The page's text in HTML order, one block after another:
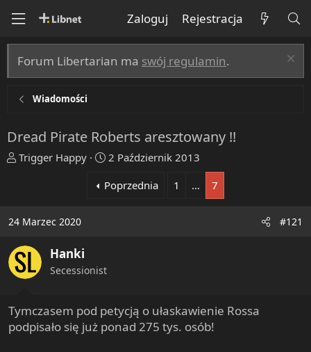
Zaloguj Rejestracja
Forum Libertarian ma swój regulamin.
Wiadomości
Dread Pirate Roberts aresztowany !!
T
a
d
s
t
a
e
r
Trigger Happy
R
z
2 Październik 2013
Poprzednia
1 … 7
24 Marzec 2020 #121
Hanki
Secessionist
Tymczasem pod petycją o ułaskawienie Rossa
podpisało się już ponad 275 tys. osób!